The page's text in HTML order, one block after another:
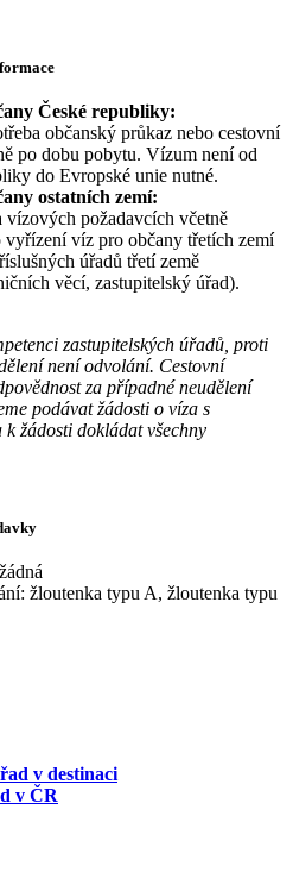
České republiky:
občanský průkaz nebo cestovní
po dobu pobytu. Vízum není od
do Evropské unie nutné.
ostatních zemí:
vízových požadavcích včetně
víz pro občany třetích zemí
úřadů třetí země
věcí, zastupitelský úřad).
zastupitelských úřadů, proti
není odvolání. Cestovní
za případné neudělení
podávat žádosti o víza s
žádosti dokládat všechny
žloutenka typu A, žloutenka typu
v destinaci
v ČR